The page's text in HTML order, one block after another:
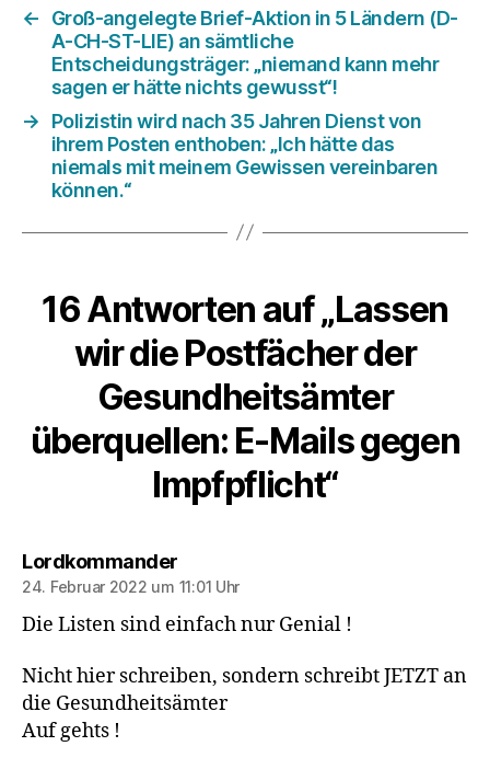
←
Groß-angelegte Brief-Aktion in 5 Ländern (D-
A-CH-ST-LIE) an sämtliche
Entscheidungsträger: „niemand kann mehr
sagen er hätte nichts gewusst“!
→
Polizistin wird nach 35 Jahren Dienst von
ihrem Posten enthoben: „Ich hätte das
niemals mit meinem Gewissen vereinbaren
können.“
16 Antworten auf „Lassen
wir die Postfächer der
Gesundheitsämter
überquellen: E-Mails gegen
Impfpflicht“
Lordkommandersagt:
24. Februar 2022 um 11:01 Uhr
Die Listen sind einfach nur Genial !
Nicht hier schreiben, sondern schreibt JETZT an
die Gesundheitsämter
Auf gehts !